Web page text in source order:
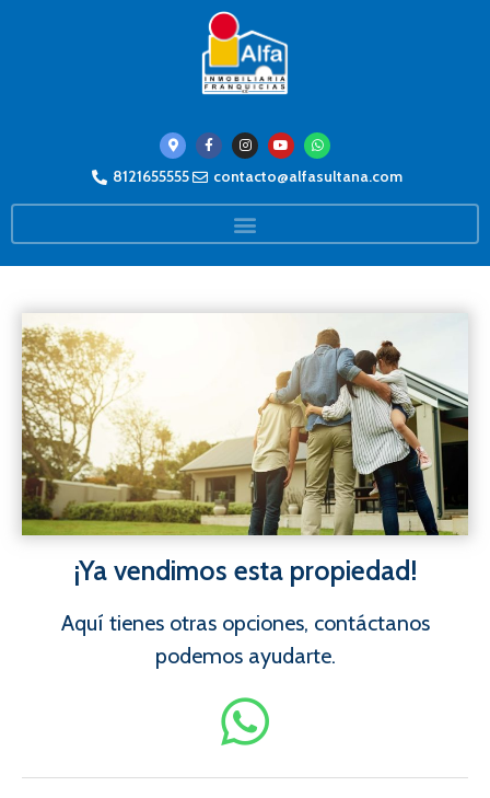
8121655555 contacto@alfasultana.com
¡Ya vendimos esta propiedad!
Aquí tienes otras opciones, contáctanos
podemos ayudarte.